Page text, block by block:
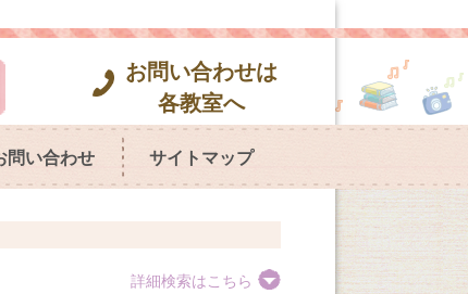
お問い合わせは
各教室へ
問い合わせ サイトマップ
詳細検索はこちら